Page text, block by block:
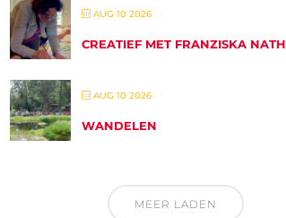
AUG 10 2026
CREATIEF MET FRANZISKA NATH
AUG 10 2026
WANDELEN
MEER LADEN